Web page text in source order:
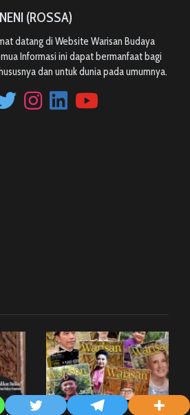
NENI (ROSSA)
datang di Website Warisan Budaya
Informasi ini dapat bermanfaat bagi
dan untuk dunia pada umumnya.